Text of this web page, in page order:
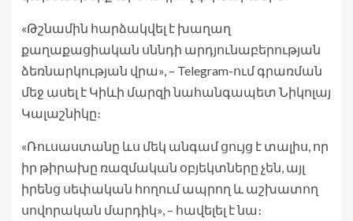
«Թշնամին հարձակվել է խաղաղ
քաղաքացիական սննդի արդյունաբերության
ձեռնարկության վրա», – Telegram-ում գրառման
մեջ ասել է Կիևի մարզի նահանգապետ Նիկոլայ
Կալաշնիկը։
«Ռուսաստանը ևս մեկ անգամ ցույց է տալիս, որ
իր թիրախը ռազմական օբյեկտները չեն, այլ
իրենց սեփական հողում ապրող և աշխատող
սովորական մարդիկ», – հավելել է նա։